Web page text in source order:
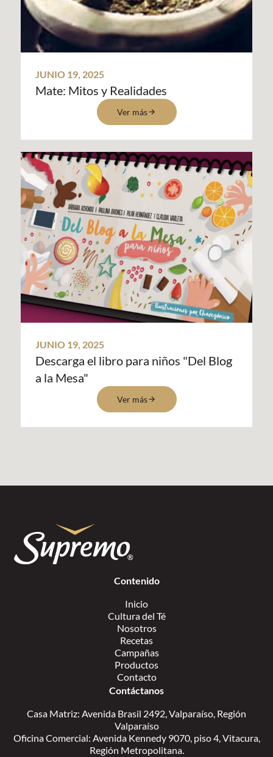
JUNIO 19, 2025
Mate: Mitos y Realidades
Ver más
JUNIO 19, 2025
Descarga el libro para niños "Del Blog
a la Mesa"
Ver más
Contenido
Inicio
Cultura del Té
Nosotros
Recetas
Campañas
Productos
Contacto
Contáctanos
Casa Matriz: Avenida Brasil 2492, Valparaíso, Región
Valparaíso
Oficina Comercial: Avenida Kennedy 9070, piso 4, Vitacura,
Región Metropolitana.